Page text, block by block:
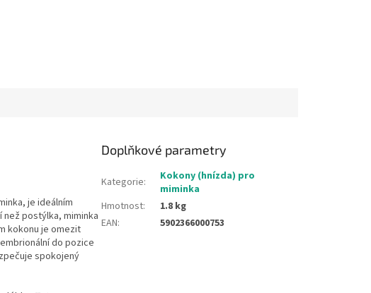
je ideálním
postýlka, miminka
kokonu je omezit
do pozice
spokojený
Doplňkové parametry
Kategorie:
Kokony (hnízda) pro
miminka
Hmotnost:
1.8 kg
EAN: 5902366000753